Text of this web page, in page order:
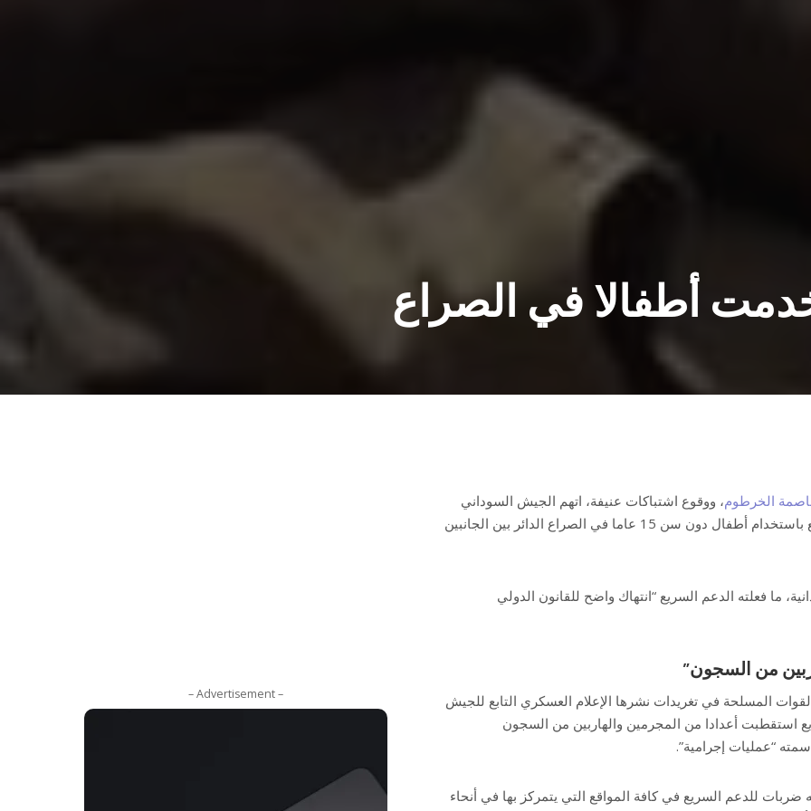
أطفالا في الصراع
الخرطوم، ووقوع اشتباكات عنيفة، اتهم الجيش السوداني
اليوم السبت قوات الدعم السريع باستخدام أطفال دون سن 15 عاما في الصراع الدائر بين الجانبين
ما فعلته الدعم السريع “انتهاك واضح للقانون الدولي
من السجون”
المسلحة في تغريدات نشرها الإعلام العسكري التابع للجيش
استقطبت أعدادا من المجرمين والهاربين من السجون
“عمليات إجرامية”.
للدعم السريع في كافة المواقع التي يتمركز بها في أنحاء
– Advertisement –